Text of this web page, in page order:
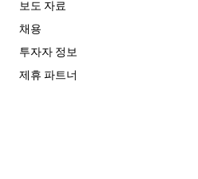
보도 자료
채용
투자자 정보
제휴 파트너